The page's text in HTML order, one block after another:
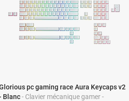
pc gaming race Aura Keycaps v2
Blanc- Clavier mécanique gamer -